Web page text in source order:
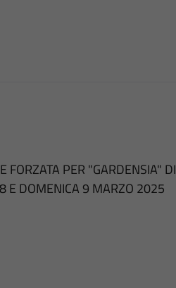
FORZATA PER "GARDENSIA" DI
E DOMENICA 9 MARZO 2025